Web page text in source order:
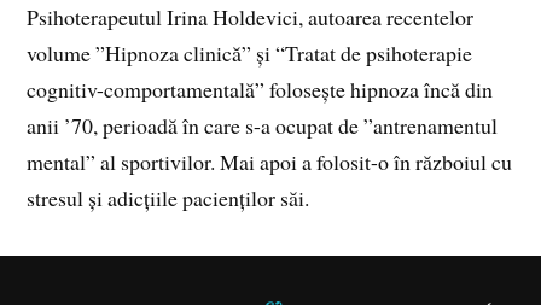
Psihoterapeutul Irina Holdevici, autoarea recentelor
volume ”Hipnoza clinică” și “Tratat de psihoterapie
cognitiv-comportamentală” folosește hipnoza încă din
anii ’70, perioadă în care s-a ocupat de ”antrenamentul
mental” al sportivilor. Mai apoi a folosit-o în războiul cu
stresul și adicțiile pacienților săi.